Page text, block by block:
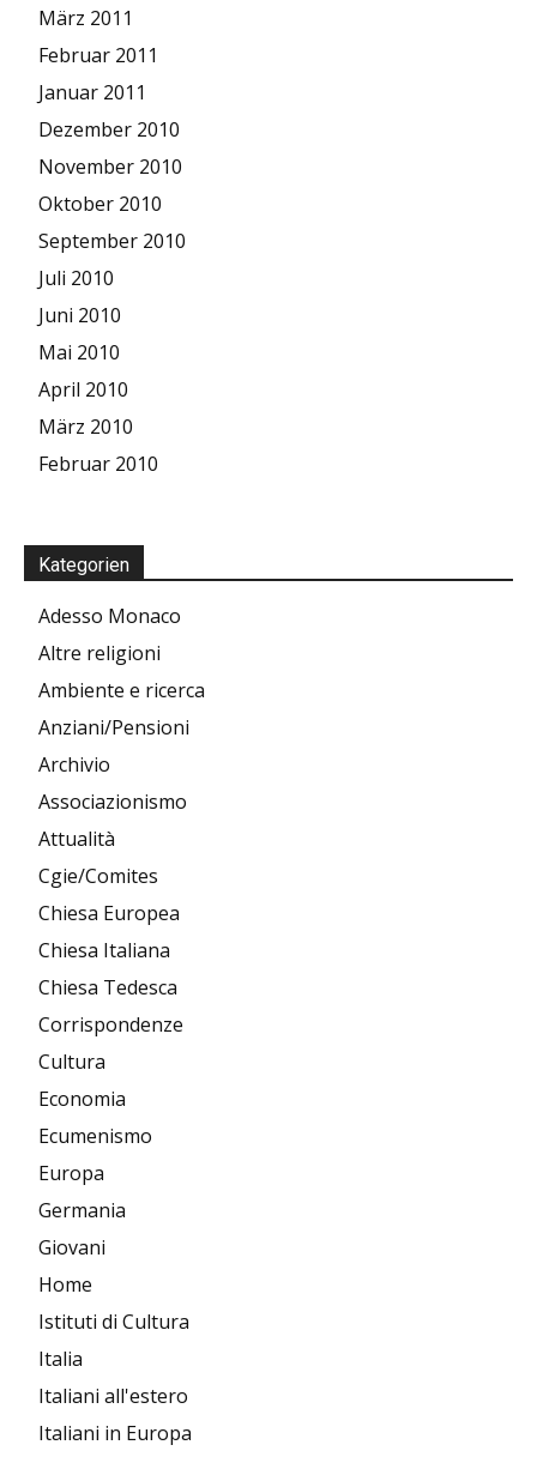
März 2011
Februar 2011
Januar 2011
Dezember 2010
November 2010
Oktober 2010
September 2010
Juli 2010
Juni 2010
Mai 2010
April 2010
März 2010
Februar 2010
Kategorien
Adesso Monaco
Altre religioni
Ambiente e ricerca
Anziani/Pensioni
Archivio
Associazionismo
Attualità
Cgie/Comites
Chiesa Europea
Chiesa Italiana
Chiesa Tedesca
Corrispondenze
Cultura
Economia
Ecumenismo
Europa
Germania
Giovani
Home
Istituti di Cultura
Italia
Italiani all'estero
Italiani in Europa